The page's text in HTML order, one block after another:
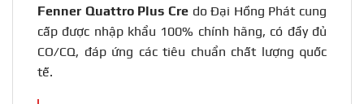
Fenner Quattro Plus Credo Đại Hồng Phát cung
cấp được nhập khẩu 100% chính hãng, có đầy đủ
CO/CQ, đáp ứng các tiêu chuẩn chất lượng quốc
tế.